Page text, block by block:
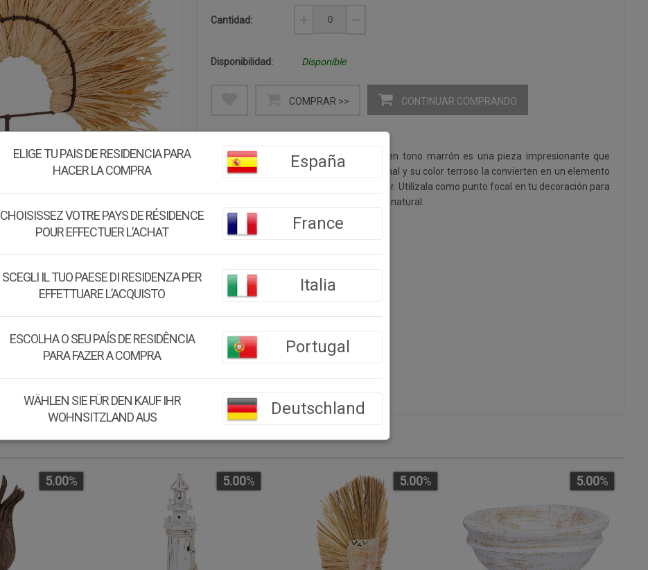
Cantidad:
Disponibilidad: Disponible
COMPRAR >> CONTINUAR COMPRANDO
Esta figura decorativa de fibra natural en tono marrón es una pieza impresionante que
mide 40x02x34.5h cm. Su diseño artesanal y su color terroso la convierten en un elemento
destacado en cualquier rincón de tu hogar. Utilízala como punto focal en tu decoración para
agregar un toque de autenticidad y estilo natural.
Medidas:
Viene montado
Color: Marrón
Material: Hierba
5.00% 5.00% 5.00% 5.00%
ELIGE TU PAIS DE RESIDENCIA PARA
HACER LA COMPRA
España
CHOISISSEZ VOTRE PAYS DE RÉSIDENCE
POUR EFFECTUER L’ACHAT
France
SCEGLI IL TUO PAESE DI RESIDENZA PER
EFFETTUARE L’ACQUISTO
Italia
ESCOLHA O SEU PAÍS DE RESIDÊNCIA
PARA FAZER A COMPRA
Portugal
WÄHLEN SIE FÜR DEN KAUF IHR
WOHNSITZLAND AUS
Deutschland